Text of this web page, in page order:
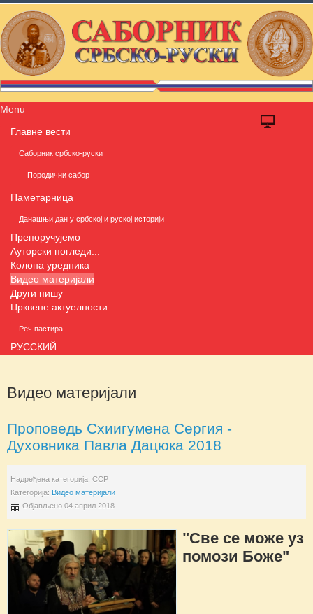
Menu
Главне вести
Саборник србско-руски
Породични сабор
Паметарница
Данашњи дан у србској и руској историји
Препоручујемо
Ауторски погледи...
Колона уредника
Видео материјали
Други пишу
Црквене актуелности
Реч пастира
РУССКИЙ
Видео материјали
Проповедь Схиигумена Сергия -
Духовника Павла Дацюка 2018
Надређена категорија: ССР
Категорија: Видео материјали
Објављено 04 април 2018
"Све се може уз
помози Боже"